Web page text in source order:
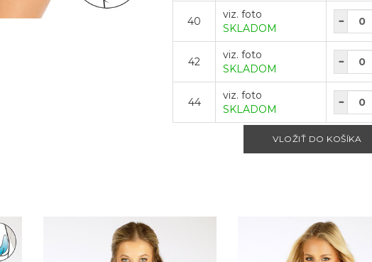
40
viz. foto
SKLADOM
42
viz. foto
SKLADOM
44
viz. foto
SKLADOM